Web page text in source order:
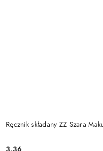
Ręcznik składany ZZ Szara